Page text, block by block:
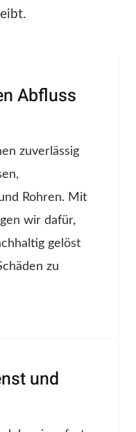
Abfluss
zuverlässig
Rohren. Mit
wir dafür,
gelöst
zu
und